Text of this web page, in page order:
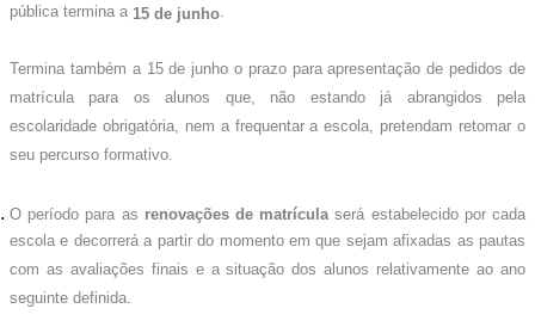
pública termina a 15 de junho.
Termina também a 15 de junho o prazo para apresentação de pedidos de
matrícula para os alunos que, não estando já abrangidos pela
escolaridade obrigatória, nem a frequentar a escola, pretendam retomar o
seu percurso formativo.
O período para as renovações de matrícula será estabelecido por cada
escola e decorrerá a partir do momento em que sejam afixadas as pautas
com as avaliações finais e a situação dos alunos relativamente ao ano
seguinte definida.